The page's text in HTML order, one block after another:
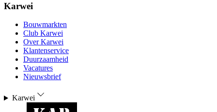
Karwei
Bouwmarkten
Club Karwei
Over Karwei
Klantenservice
Duurzaamheid
Vacatures
Nieuwsbrief
Karwei